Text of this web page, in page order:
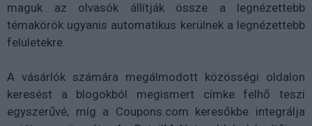
maguk az olvasók állítják össze a legnézettebb
témakörök ugyanis automatikus kerülnek a legnézettebb
felületekre.
A vásárlók számára megálmodott közösségi oldalon
keresést a blogokból megismert címke felhő teszi
egyszerűvé, míg a Coupons.com keresőkbe integrálja